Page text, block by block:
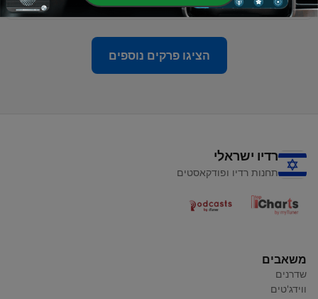
08 יולי 2024
הציגו פרקים נוספים
רדיו ישראלי
תחנות רדיו ופודקאסטים
משאבים
שדרנים
ווידג'טים